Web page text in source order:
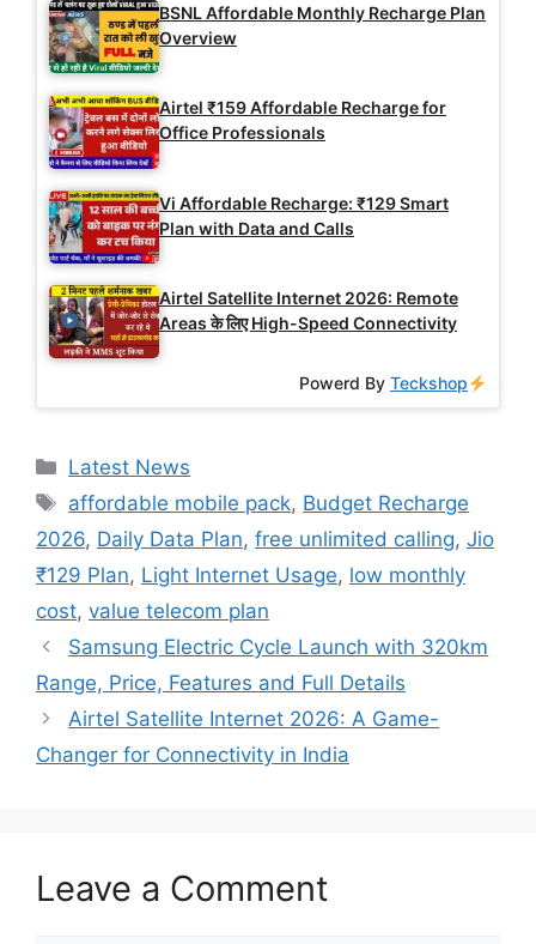
BSNL Affordable Monthly Recharge Plan
Overview
Airtel ₹159 Affordable Recharge for
Office Professionals
Vi Affordable Recharge: ₹129 Smart
Plan with Data and Calls
Airtel Satellite Internet 2026: Remote
Areas के लिए High-Speed Connectivity
Powerd ByTeckshop
Categories
Latest News
Tags
affordable mobile pack, Budget Recharge
2026, Daily Data Plan, free unlimited calling, Jio
₹129 Plan, Light Internet Usage, low monthly
cost, value telecom plan
Samsung Electric Cycle Launch with 320km
Range, Price, Features and Full Details
Airtel Satellite Internet 2026: A Game-
Changer for Connectivity in India
Leave a Comment